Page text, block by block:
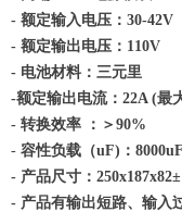
- 额定输入电压：30-42V
- 额定输出电压：110V
- 电池材料：三元里
-额定输出电流：22A (最
- 转换效率 ：＞90%
- 容性负载（uF)：
- 产品尺寸：
- 产品有输出短路、输入